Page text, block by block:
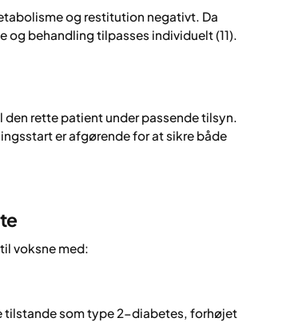
og restitution negativt. Da
og behandling tilpasses individuelt (11).
rette patient under passende tilsyn.
er afgørende for at sikre både
voksne med:
som type 2-diabetes, forhøjet